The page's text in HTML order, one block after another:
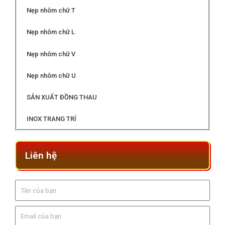
Nẹp nhôm chữ T
Nẹp nhôm chữ L
Nẹp nhôm chữ V
Nẹp nhôm chữ U
SẢN XUẤT ĐỒNG THAU
INOX TRANG TRÍ
Liên hệ